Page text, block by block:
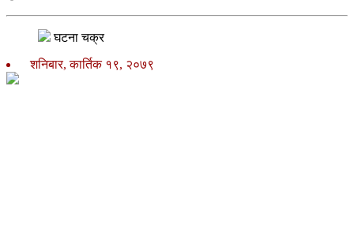
घटना चक्र
शनिबार, कार्तिक १९, २०७९